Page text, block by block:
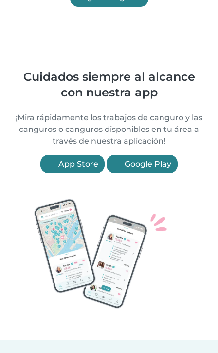
Cuidados siempre al alcance
con nuestra app
¡Mira rápidamente los trabajos de canguro y las
canguros o canguros disponibles en tu área a
través de nuestra aplicación!
App Store Google Play